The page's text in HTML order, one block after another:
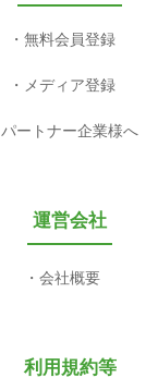
無料会員登録
メディア登録
パートナー企業様へ
運営会社
会社概要
利用規約等